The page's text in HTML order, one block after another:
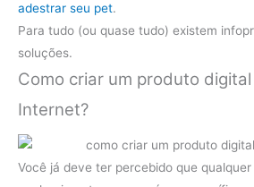
adestrar seu pet.
Para tudo (ou quase tudo) existem
soluções.
Como criar um produto
Internet?
Você já deve ter percebido que